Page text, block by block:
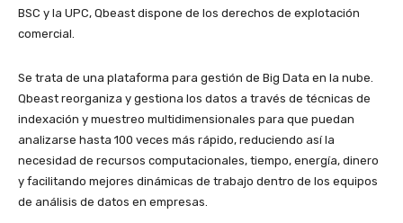
BSC y la UPC, Qbeast dispone de los derechos de explotación
comercial.
Se trata de una plataforma para gestión de Big Data en la nube.
Qbeast reorganiza y gestiona los datos a través de técnicas de
indexación y muestreo multidimensionales para que puedan
analizarse hasta 100 veces más rápido, reduciendo así la
necesidad de recursos computacionales, tiempo, energía, dinero
y facilitando mejores dinámicas de trabajo dentro de los equipos
de análisis de datos en empresas.